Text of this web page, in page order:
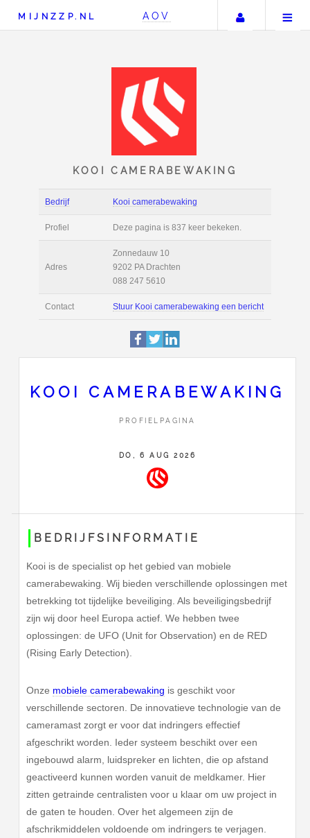
MIJNZZP.NL AOV Uw
KOOI
Kooi camerabewaking
Zonnedauw 10
088 247 5610
Stuur Kooi camerabewaking
KOOI CAMERABEWAKING
PROFIELPAGINA
DO, 6 AUG 2026
BEDRIJFSINFORMATIE
Kooi is de specialist op het gebied van mobiele
camerabewaking. Wij bieden verschillende oplossingen met
betrekking tot tijdelijke beveiliging. Als beveiligingsbedrijf
zijn wij door heel Europa actief. We hebben twee
oplossingen: de UFO (Unit for Observation) en de RED
(Rising Early Detection).
Onze mobiele camerabewaking is geschikt voor
verschillende sectoren. De innovatieve technologie van de
cameramast zorgt er voor dat indringers effectief
afgeschrikt worden. Ieder systeem beschikt over een
ingebouwd alarm, luidspreker en lichten, die op afstand
geactiveerd kunnen worden vanuit de meldkamer. Hier
zitten getrainde centralisten voor u klaar om uw project in
de gaten te houden. Over het algemeen zijn de
afschrikmiddelen voldoende om indringers te verjagen.